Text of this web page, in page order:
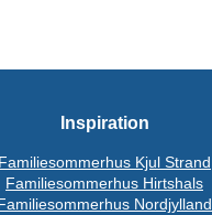
Inspiration
Familiesommerhus Kjul Strand
Familiesommerhus Hirtshals
Nordjylland